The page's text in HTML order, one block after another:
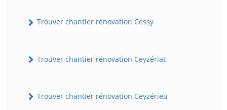
Trouver chantier rénovation Cessy
Trouver chantier rénovation Ceyzériat
Trouver chantier rénovation Ceyzérieu